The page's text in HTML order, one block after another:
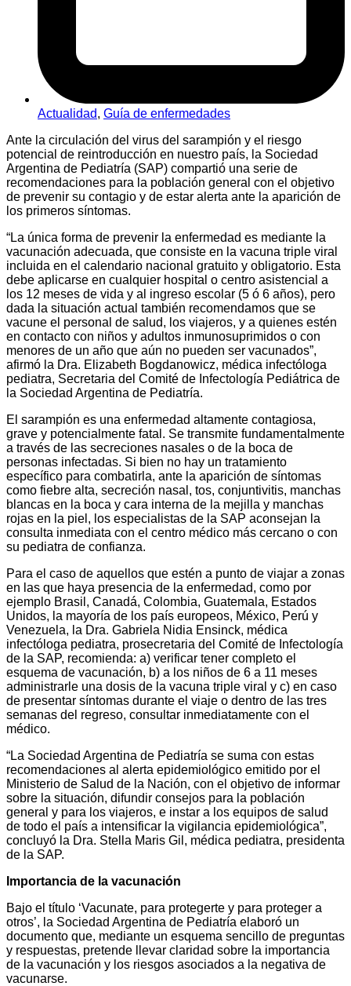
Actualidad, Guía de enfermedades
Ante la circulación del virus del sarampión y el riesgo
potencial de reintroducción en nuestro país, la Sociedad
Argentina de Pediatría (SAP) compartió una serie de
recomendaciones para la población general con el objetivo
de prevenir su contagio y de estar alerta ante la aparición de
los primeros síntomas.
“La única forma de prevenir la enfermedad es mediante la
vacunación adecuada, que consiste en la vacuna triple viral
incluida en el calendario nacional gratuito y obligatorio. Esta
debe aplicarse en cualquier hospital o centro asistencial a
los 12 meses de vida y al ingreso escolar (5 ó 6 años), pero
dada la situación actual también recomendamos que se
vacune el personal de salud, los viajeros, y a quienes estén
en contacto con niños y adultos inmunosuprimidos o con
menores de un año que aún no pueden ser vacunados”,
afirmó la Dra. Elizabeth Bogdanowicz, médica infectóloga
pediatra, Secretaria del Comité de Infectología Pediátrica de
la Sociedad Argentina de Pediatría.
El sarampión es una enfermedad altamente contagiosa,
grave y potencialmente fatal. Se transmite fundamentalmente
a través de las secreciones nasales o de la boca de
personas infectadas. Si bien no hay un tratamiento
específico para combatirla, ante la aparición de síntomas
como fiebre alta, secreción nasal, tos, conjuntivitis, manchas
blancas en la boca y cara interna de la mejilla y manchas
rojas en la piel, los especialistas de la SAP aconsejan la
consulta inmediata con el centro médico más cercano o con
su pediatra de confianza.
Para el caso de aquellos que estén a punto de viajar a zonas
en las que haya presencia de la enfermedad, como por
ejemplo Brasil, Canadá, Colombia, Guatemala, Estados
Unidos, la mayoría de los país europeos, México, Perú y
Venezuela, la Dra. Gabriela Nidia Ensinck, médica
infectóloga pediatra, prosecretaria del Comité de Infectología
de la SAP, recomienda: a) verificar tener completo el
esquema de vacunación, b) a los niños de 6 a 11 meses
administrarle una dosis de la vacuna triple viral y c) en caso
de presentar síntomas durante el viaje o dentro de las tres
semanas del regreso, consultar inmediatamente con el
médico.
“La Sociedad Argentina de Pediatría se suma con estas
recomendaciones al alerta epidemiológico emitido por el
Ministerio de Salud de la Nación, con el objetivo de informar
sobre la situación, difundir consejos para la población
general y para los viajeros, e instar a los equipos de salud
de todo el país a intensificar la vigilancia epidemiológica”,
concluyó la Dra. Stella Maris Gil, médica pediatra, presidenta
de la SAP.
Importancia de la vacunación
Bajo el título ‘Vacunate, para protegerte y para proteger a
otros’, la Sociedad Argentina de Pediatría elaboró un
documento que, mediante un esquema sencillo de preguntas
y respuestas, pretende llevar claridad sobre la importancia
de la vacunación y los riesgos asociados a la negativa de
vacunarse.